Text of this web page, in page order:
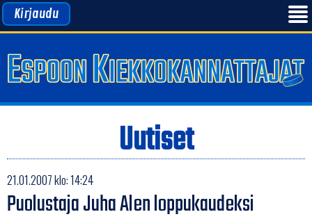
Kirjaudu
Uutiset
21.01.2007 klo: 14:24
Puolustaja Juha Alen loppukaudeksi